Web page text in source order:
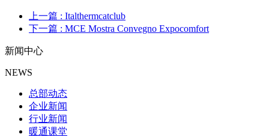
上一篇 : Italthermcatclub
下一篇 : MCE Mostra Convegno Expocomfort
新闻中心
NEWS
总部动态
企业新闻
行业新闻
暖通课堂